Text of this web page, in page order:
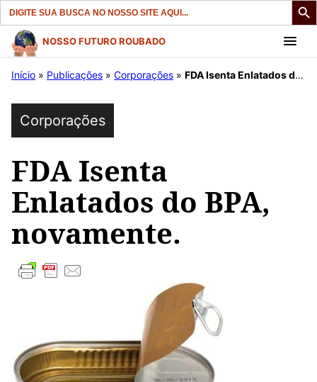
Search
for:
Pular
para
conteúdo
NOSSO FUTURO ROUBADO
Início » Publicações » Corporações » FDA Isenta Enlatados do BPA, novamente.
Corporações
FDA Isenta
Enlatados do BPA,
novamente.